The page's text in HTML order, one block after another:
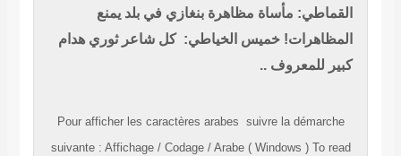
القماطي: مأساة مظاهرة بنغازي في بلد يمنع
المظاهرات! خميس الخياطي: كل شاعر ثوري هدام
كبير للمعروف ..
Pour afficher les caractères arabes suivre la démarche
suivante: Affichage/ Codage/ Arabe ( Windows ) To read